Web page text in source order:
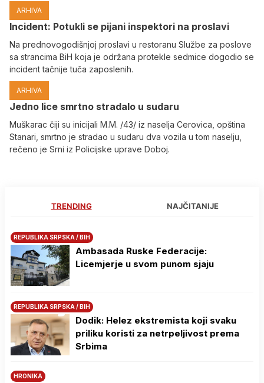
ARHIVA
Incident: Potukli se pijani inspektori na proslavi
Na prednovogodišnjoj proslavi u restoranu Službe za poslove
sa strancima BiH koja je održana protekle sedmice dogodio se
incident tačnije tuča zaposlenih.
ARHIVA
Јedno lice smrtno stradalo u sudaru
Muškarac čiji su inicijali M.M. /43/ iz naselja Cerovica, opština
Stanari, smrtno je stradao u sudaru dva vozila u tom naselju,
rečeno je Srni iz Policijske uprave Doboj.
TRENDING NAJČITANIJE
REPUBLIKA SRPSKA / BIH
Ambasada Ruske Federacije:
Licemjerje u svom punom sjaju
REPUBLIKA SRPSKA / BIH
Dodik: Helez ekstremista koji svaku
priliku koristi za netrpeljivost prema
Srbima
HRONIKA